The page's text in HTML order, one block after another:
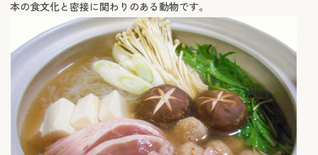
本の食文化と密接に関わりのある動物です。